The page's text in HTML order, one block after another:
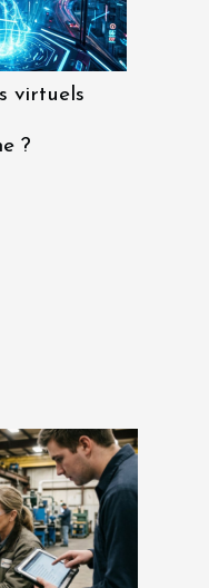
virtuels
?